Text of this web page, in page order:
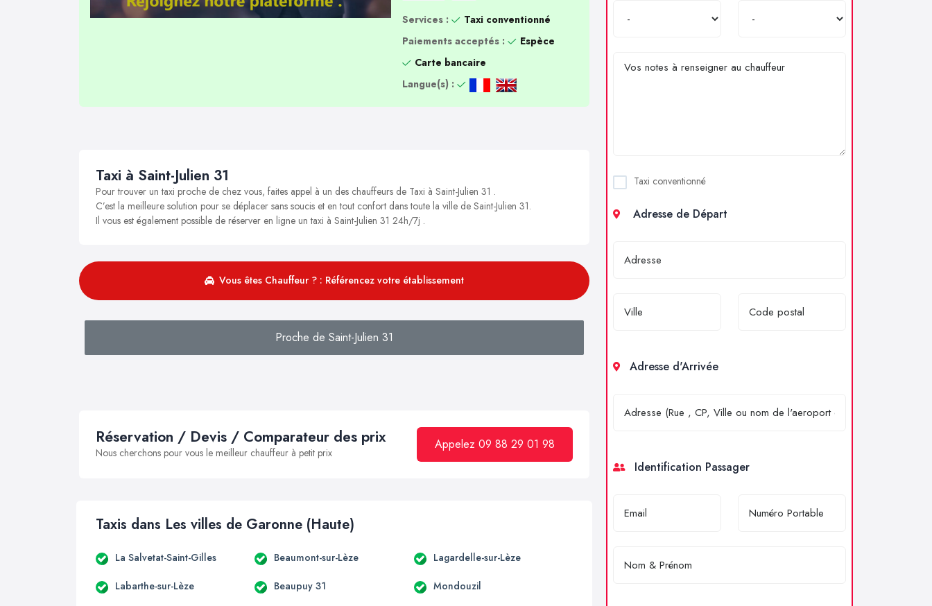
Services :
Taxi conventionné
Paiements acceptés :
Espèce
Carte bancaire
Langue(s) :
Taxi à Saint-Julien 31
Pour trouver un taxi proche de chez vous, faites appel à un des chauffeurs de Taxi à Saint-Julien 31 .
C’est la meilleure solution pour se déplacer sans soucis et en tout confort dans toute la ville de Saint-Julien 31.
Il vous est également possible de réserver en ligne un taxi à Saint-Julien 31 24h/7j .
Vous êtes Chauffeur ? : Référencez votre établissement
Proche de Saint-Julien 31
Réservation / Devis / Comparateur des prix
Nous cherchons pour vous le meilleur chauffeur à petit prix
Appelez 09 88 29 01 98
Taxis dans Les villes de Garonne (Haute)
La Salvetat-Saint-Gilles Beaumont-sur-Lèze Lagardelle-sur-Lèze
Labarthe-sur-Lèze Beaupuy 31 Mondouzil
Taxi conventionné
Adresse de Départ
Adresse d'Arrivée
Identification Passager